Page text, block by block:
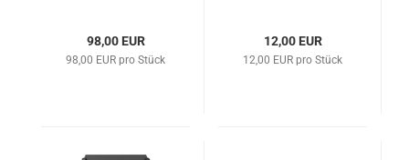
98,00 EUR
98,00 EUR pro Stück
12,00 EUR
12,00 EUR pro Stück